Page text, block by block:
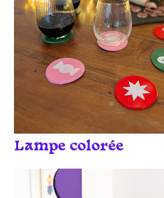
Lampe colorée